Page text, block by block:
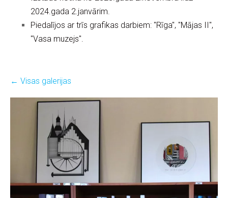
2024.gada 2.janvārim.
Piedalījos ar trīs grafikas darbiem: "Rīga", "Mājas II",
"Vasa muzejs".
Visas galerijas